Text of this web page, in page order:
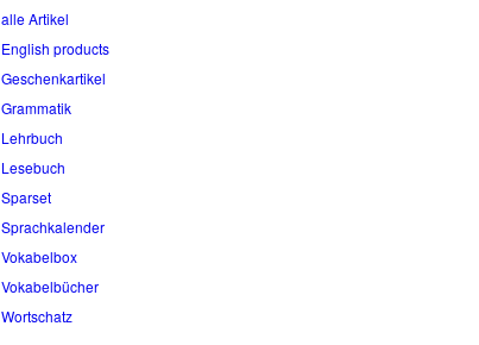
alle Artikel
English products
Geschenkartikel
Grammatik
Lehrbuch
Lesebuch
Sparset
Sprachkalender
Vokabelbox
Vokabelbücher
Wortschatz